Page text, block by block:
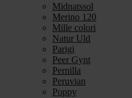
Midnatssol
Merino 120
Mille colori
Natur Uld
Parigi
Peer Gynt
Pernilla
Peruvian
Poppy